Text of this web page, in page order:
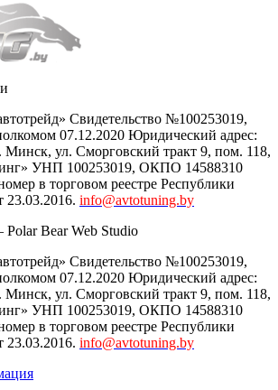
Свидетельство №100253019,
07.12.2020 Юридический адрес:
Минск, ул. Сморговский тракт 9, пом. 118,
УНП 100253019, ОКПО 14588310
в торговом реестре Республики
23.03.2016. info@avtotuning.by
Polar Bear Web Studio
Свидетельство №100253019,
07.12.2020 Юридический адрес:
Минск, ул. Сморговский тракт 9, пом. 118,
УНП 100253019, ОКПО 14588310
в торговом реестре Республики
23.03.2016. info@avtotuning.by